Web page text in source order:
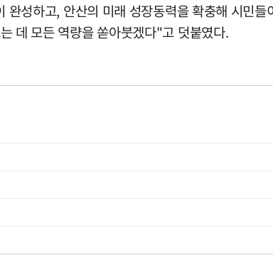
성하고, 안산의 미래 성장동력을 확충해 시민
데 모든 역량을 쏟아붓겠다"고 덧붙였다.